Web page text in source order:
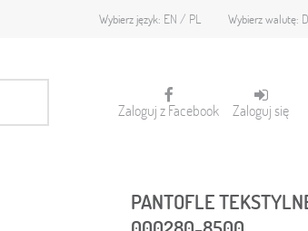
Wybierz walutę:
Wybierz język: EN PL
Zaloguj się
Zaloguj z Facebook
PANTOFLE